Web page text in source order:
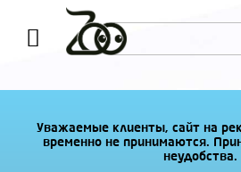
Уважаемые клиенты, сайт на
временно не принимаются.
неудобства.